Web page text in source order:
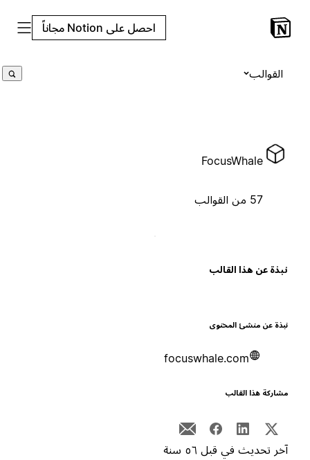
احصل على Notion مجاناً
القوالب
FocusWhale
عن هذا القالب
عن منشئ المحتوى
focuswhale.com
هذا القالب
تحديث في قبل ٥٦ سنة